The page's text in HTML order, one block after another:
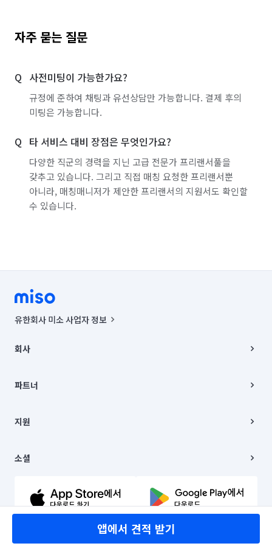
자주 묻는 질문
사전미팅이 가능한가요?
규정에 준하여 채팅과 유선상담만 가능합니다. 결제 후의
미팅은 가능합니다.
타 서비스 대비 장점은 무엇인가요?
다양한 직군의 경력을 지닌 고급 전문가 프리랜서풀을
갖추고 있습니다. 그리고 직접 매칭 요청한 프리랜서뿐
아니라, 매칭매니저가 제안한 프리랜서의 지원서도 확인할
수 있습니다.
앱에서 견적 받기
유한회사 미소 사업자 정보
00019 |
주소 | 본사: 서울특별시 종로구 율곡로 6(중학동, 트윈트리빌딩) B동 5층
컨택센터 : 서울특별시 종로구 수송동 율곡로 24, 7층, 8층 미소
상품, 상품정보, 거래에 관한 의무와 책임은 거래당사자에게 있습니다.
언론 보도 관련 문의:
© 유한회사 미소. Miso, Inc. All Rights Reserved.
회사
채용
파트너
이사
지원
이용약관
문의하기
소셜
유튜브